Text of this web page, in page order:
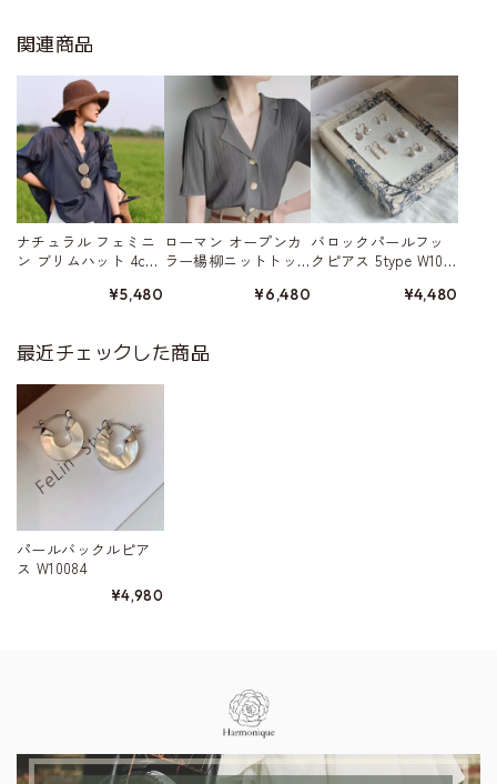
関連商品
ナチュラル フェミニ
ン ブリムハット 4col
¥5,480
ローマン オープンカ
ラー楊柳ニットトッ
¥6,480
バロックパールフッ
クピアス 5type W1032
¥4,480
最近チェックした商品
パールバックルピア
ス W10084
¥4,980